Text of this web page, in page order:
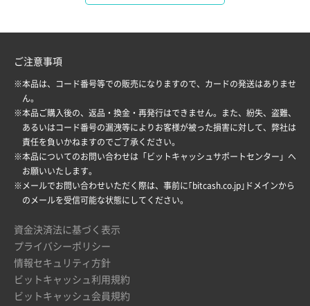
ご注意事項
※本品は、コード番号等での販売になりますので、カードの発送はありませ
ん。
※本品ご購入後の、返品・換金・再発行はできません。また、紛失、盗難、
あるいはコード番号の漏洩等によりお客様が被った損害に対して、弊社は
責任を負いかねますのでご了承ください。
※本品についてのお問い合わせは「 ビットキャッシュサポートセンター 」へ
お願いいたします。
※メールでお問い合わせいただく際は、事前に｢bitcash.co.jp｣ドメインから
のメールを受信可能な状態にしてください。
資金決済法に基づく表示
プライバシーポリシー
情報セキュリティ方針
ビットキャッシュ利用規約
ビットキャッシュ会員規約